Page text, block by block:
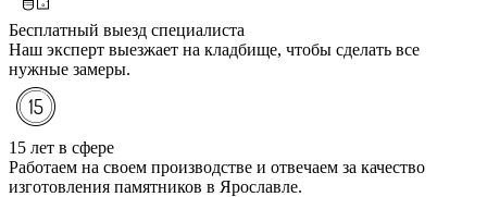
Бесплатный выезд специалиста
Наш эксперт выезжает на кладбище, чтобы сделать все
нужные замеры.
15 лет в сфере
Работаем на своем производстве и отвечаем за качество
изготовления памятников в Ярославле.